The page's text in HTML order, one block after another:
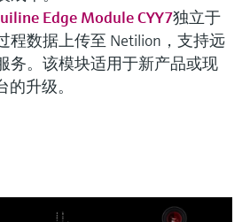
Edge Module CYY7独立于
程数据上传至 Netilion，支持远
务。该模块适用于新产品或现
的升级。